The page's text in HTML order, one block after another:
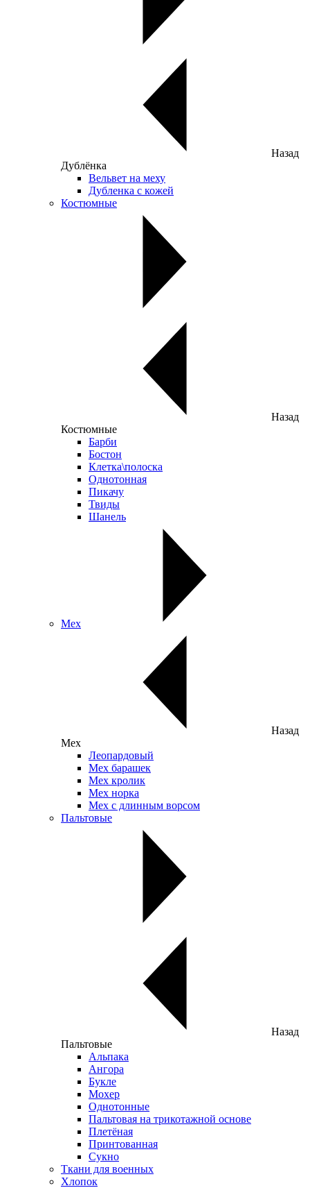
Назад
Дублёнка
Вельвет на меху
Дубленка с кожей
Костюмные
Назад
Костюмные
Барби
Бостон
Клетка\полоска
Однотонная
Пикачу
Твиды
Шанель
Мех
Назад
Мех
Леопардовый
Мех барашек
Мех кролик
Мех норка
Мех с длинным ворсом
Пальтовые
Назад
Пальтовые
Альпака
Ангора
Букле
Мохер
Однотонные
Пальтовая на трикотажной основе
Плетёная
Принтованная
Сукно
Ткани для военных
Хлопок